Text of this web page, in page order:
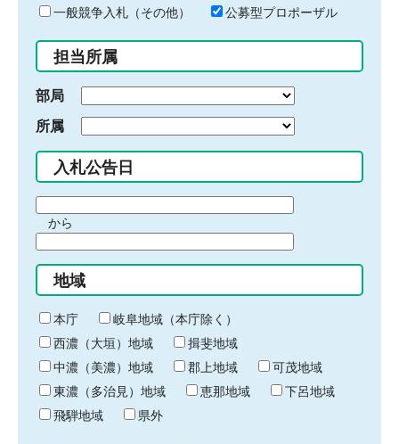
ド
入
力
一般競争入札（その他）
公募型プロポーザル
担当所属
部局
所属
入札公告日
間
始
り
から
間
終
わ
り
地域
本庁
岐阜地域（本庁除く）
西濃（大垣）地域
揖斐地域
中濃（美濃）地域
郡上地域
可茂地域
東濃（多治見）地域
恵那地域
下呂地域
飛騨地域
県外